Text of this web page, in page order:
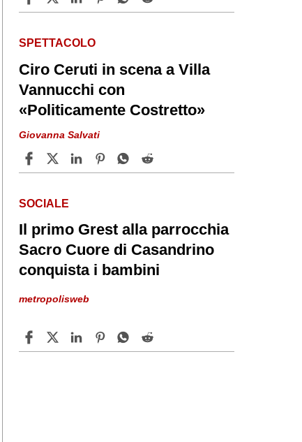
SPETTACOLO
Ciro Ceruti in scena a Villa
Vannucchi con
«Politicamente Costretto»
Giovanna Salvati
SOCIALE
Il primo Grest alla parrocchia
Sacro Cuore di Casandrino
conquista i bambini
metropolisweb